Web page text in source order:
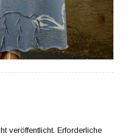
veröffentlicht. Erforderliche